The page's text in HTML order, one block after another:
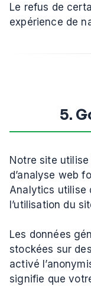
Le refus de
expérience de
5.
Notre site utilise
d’analyse web
Analytics utilise
l’utilisation du
Les données
stockées sur
activé
signifie que